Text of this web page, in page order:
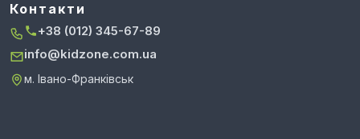
Контакти
+38 (012) 345-67-89
info@kidzone.com.ua
м. Івано-Франківськ